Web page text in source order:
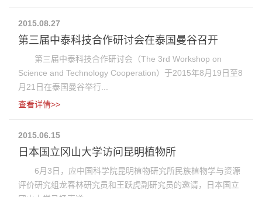
2015.08.27
第三届中泰科技合作研讨会在泰国曼谷召开
第三届中泰科技合作研讨会（The 3rd Workshop on
Science and Technology Cooperation）于2015年8月19日至8
月21日在泰国曼谷举行...
查看详情>>
2015.06.15
日本国立冈山大学访问昆明植物所
6月3日，应中国科学院昆明植物研究所民族植物学与资源
评价研究组龙春林研究员和王跃虎副研究员的邀请，日本国立